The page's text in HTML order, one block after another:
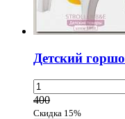
Детский
400
Скидка 15%